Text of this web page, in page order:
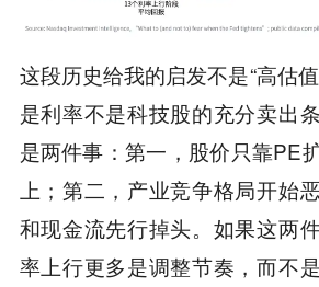
这段历史给我的启发不是“高估
是利率不是科技股的充分卖出
是两件事：第一，股价只靠PE
上；第二，产业竞争格局开始
和现金流先行掉头。如果这两
率上行更多是调整节奏，而不